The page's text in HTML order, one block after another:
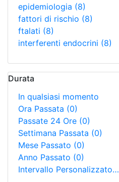
epidemiologia (8)
fattori di rischio (8)
ftalati (8)
interferenti endocrini (8)
Durata
In qualsiasi momento
Ora Passata (0)
Passate 24 Ore (0)
Settimana Passata (0)
Mese Passato (0)
Anno Passato (0)
Intervallo Personalizzato…